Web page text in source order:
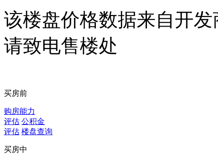
该楼盘价格数据来自开
请致电售楼处
买房前
购房能力
评估 公积金
评估 楼盘查询
买房中